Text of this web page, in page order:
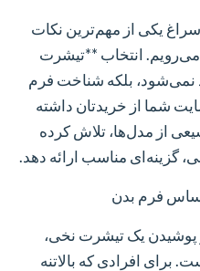
یکی از مهم‌ترین نکات
می‌رویم. انتخاب **تیشرت
نمی‌شود، بلکه شناخت فرم
شما از خریدتان داشته
از مدل‌ها، تلاش کرده
گزینه‌ای مناسب ارائه دهد.
فرم بدن
یک تیشرت نخی،
برای افرادی که بالاتنه